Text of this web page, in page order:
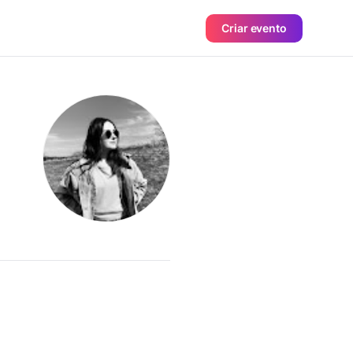
Criar evento